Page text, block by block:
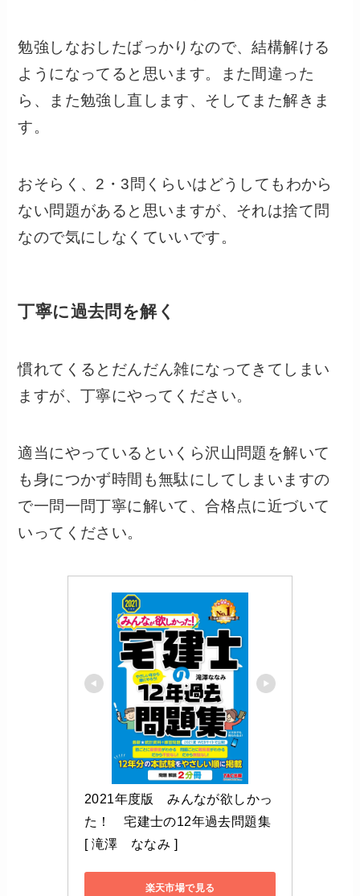
勉強しなおしたばっかりなので、結構解ける
ようになってると思います。また間違った
ら、また勉強し直します、そしてまた解きま
す。
おそらく、2・3問くらいはどうしてもわから
ない問題があると思いますが、それは捨て問
なので気にしなくていいです。
丁寧に過去問を解く
慣れてくるとだんだん雑になってきてしまい
ますが、丁寧にやってください。
適当にやっているといくら沢山問題を解いて
も身につかず時間も無駄にしてしまいますの
で一問一問丁寧に解いて、合格点に近づいて
いってください。
2021年度版　みんなが欲しかっ
た！　宅建士の12年過去問題集
[ 滝澤　ななみ ]
楽天市場で見る